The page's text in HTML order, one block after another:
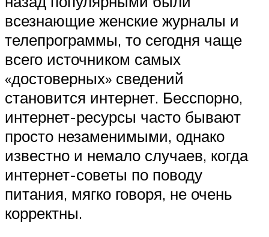
всезнающие женские журналы и
телепрограммы, то сегодня чаще
всего источником самых
«достоверных» сведений
становится интернет. Бесспорно,
интернет-ресурсы часто бывают
просто незаменимыми, однако
известно и немало случаев, когда
интернет-советы по поводу
питания, мягко говоря, не очень
корректны.